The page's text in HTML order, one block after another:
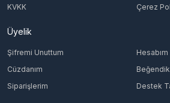
KVKK
Çerez
Üyelik
Şifremi Unuttum
Hesabım
Cüzdanım
Siparişlerim
Destek